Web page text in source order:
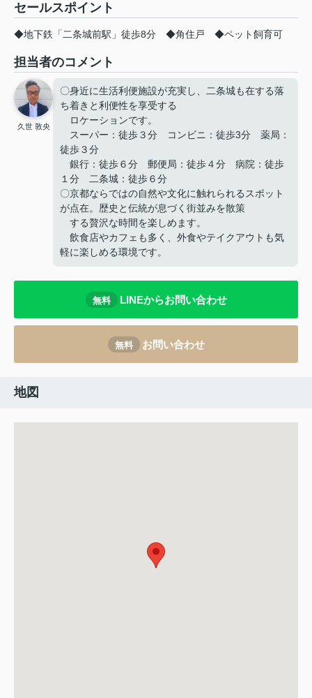
セールスポイント
◆地下鉄「二条城前駅」徒歩8分 ◆角住戸 ◆ペット飼育可
担当者のコメント
久世 敦央
〇身近に生活利便施設が充実し、二条城も在する落
ち着きと利便性を享受する
ロケーションです。
スーパー：徒歩３分 コンビニ：徒歩3分 薬局：
徒歩３分
銀行：徒歩６分 郵便局：徒歩４分 病院：徒歩
１分 二条城：徒歩６分
〇京都ならではの自然や文化に触れられるスポット
が点在。歴史と伝統が息づく街並みを散策
する贅沢な時間を楽しめます。
飲食店やカフェも多く、外食やテイクアウトも気
軽に楽しめる環境です。
無料 LINEからお問い合わせ
無料 お問い合わせ
地図